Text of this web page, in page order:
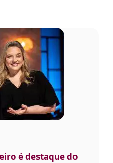
é destaque do